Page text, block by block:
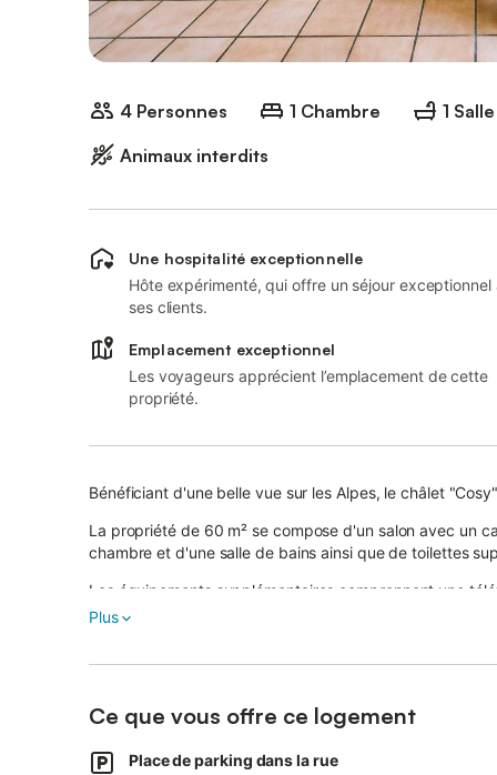
4 Personnes 1 Chambre 1
Animaux interdits
Une hospitalité exceptionnelle
Hôte expérimenté, qui offre un séjour exceptionnel
ses clients.
Emplacement exceptionnel
Les voyageurs apprécient l’emplacement de cette
propriété.
Bénéficiant d'une belle vue sur les Alpes, le châlet
La propriété de 60 m² se compose d'un salon avec un
chambre et d'une salle de bains ainsi que de toilettes
Les équipements supplémentaires comprennent une
L'établissement dispose d'un espace extérieur privé
Un parking gratuit est disponible dans la rue.
Les animaux domestiques, les fumeurs et les
Plus
Ce que vous offre ce logement
Place de parking dans la rue